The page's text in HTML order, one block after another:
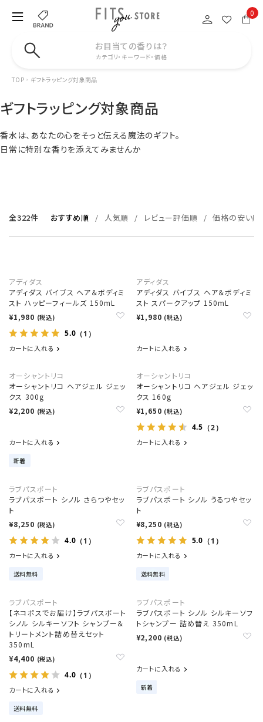
0
お目当ての香りは？
カテゴリ・キーワード・価格
TOP ギフトラッピング対象商品
ギフトラッピング対象商品
香水は、あなたの心をそっと伝える魔法のギフト。
日常に特別な香りを添えてみませんか
全322件 おすすめ順 人気順 レビュー評価順 価格の安い順
アディダス
アディダス バイブス ヘア＆ボディミ
スト ハッピーフィールズ 150mL
¥1,980 (税込)
5.0 （1）
カートに入れる
アディダス
アディダス バイブス ヘア＆ボディミ
スト スパークアップ 150mL
¥1,980 (税込)
カートに入れる
オーシャントリコ
オーシャントリコ ヘアジェル ジェッ
クス 300g
¥2,200 (税込)
カートに入れる
新着
オーシャントリコ
オーシャントリコ ヘアジェル ジェッ
クス 160g
¥1,650 (税込)
4.5 （2）
カートに入れる
ラブパスポート
ラブパスポート シノル さらつやセッ
ト
¥8,250 (税込)
4.0 （1）
カートに入れる
送料無料
ラブパスポート
ラブパスポート シノル うるつやセッ
ト
¥8,250 (税込)
5.0 （1）
カートに入れる
送料無料
ラブパスポート
【ネコポスでお届け】ラブパスポート
シノル シルキーソフト シャンプー＆
トリートメント詰め替えセット
350mL
¥4,400 (税込)
4.0 （1）
カートに入れる
送料無料
ラブパスポート
ラブパスポート シノル シルキーソフ
トシャンプー 詰め替え 350mL
¥2,200 (税込)
カートに入れる
新着